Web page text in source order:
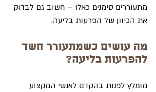
מתעוררים סימנים כאלו – חשוב גם לבדוק
את הכיוון של הפרעות בליעה.
מה עושים כשמתעורר חשד
להפרעות בליעה?
מומלץ לפנות בהקדם לאנשי המקצוע